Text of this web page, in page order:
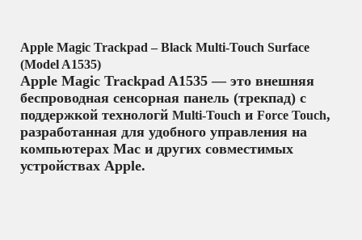
Apple Magic Trackpad – Black Multi-Touch Surface
(Model A1535)
Apple Magic Trackpad A1535 — это внешняя
беспроводная сенсорная панель (трекпад) с
поддержкой технологй Multi-Touch и Force Touch,
разработанная для удобного управления на
компьютерах Mac и других совместимых
устройствах Apple.